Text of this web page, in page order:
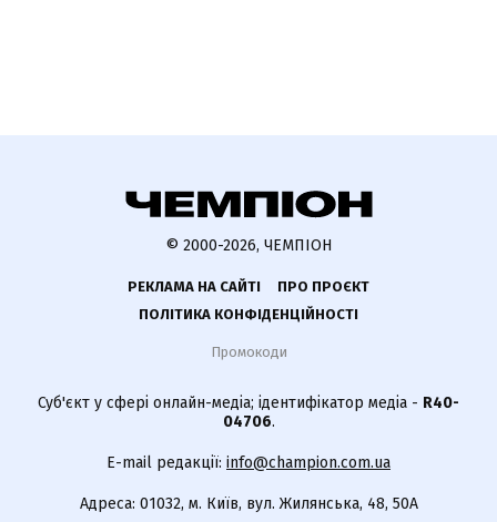
© 2000-2026, ЧЕМПІОН
РЕКЛАМА НА САЙТІ
ПРО ПРОЄКТ
ПОЛІТИКА КОНФІДЕНЦІЙНОСТІ
Промокоди
Суб'єкт у сфері онлайн-медіа; ідентифікатор медіа - R40-
04706.
E-mail редакції: info@champion.com.ua
Адреса: 01032, м. Київ, вул. Жилянська, 48, 50А